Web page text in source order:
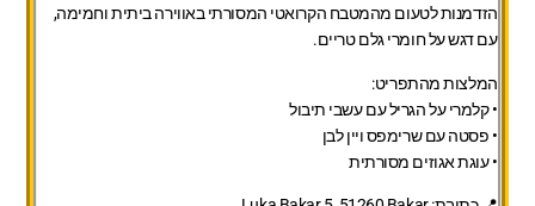
הזדמנות לטעום מהמטבח הקרואטי המסורתי באווירה ביתית וחמימה,
עם דגש על חומרי גלם טריים.
המלצות מהתפריט:
• קלמרי על הגריל עם עשבי תיבול
• פסטה עם שרימפס ויין לבן
• עוגת אגוזים מסורתית